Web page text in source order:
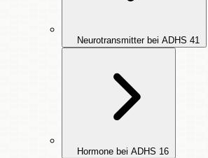
Neurotransmitter bei ADHS 41
Hormone bei ADHS 16